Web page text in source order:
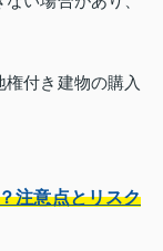
付き建物の購入
注意点とリスク